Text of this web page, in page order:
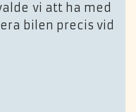
vi att ha med
bilen precis vid